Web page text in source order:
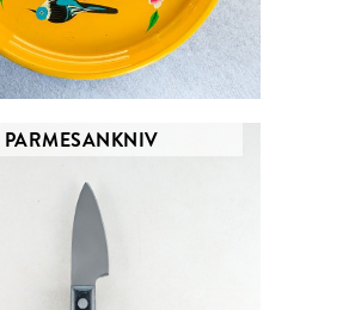
PARMESANKNIV